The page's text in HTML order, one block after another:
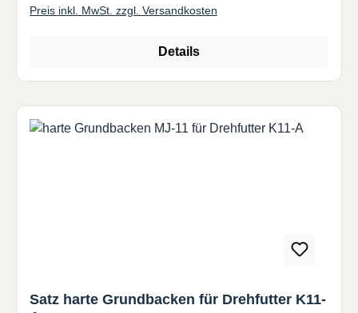
Preis inkl. MwSt. zzgl. Versandkosten
Details
Satz harte Grundbacken für Drehfutter K11-